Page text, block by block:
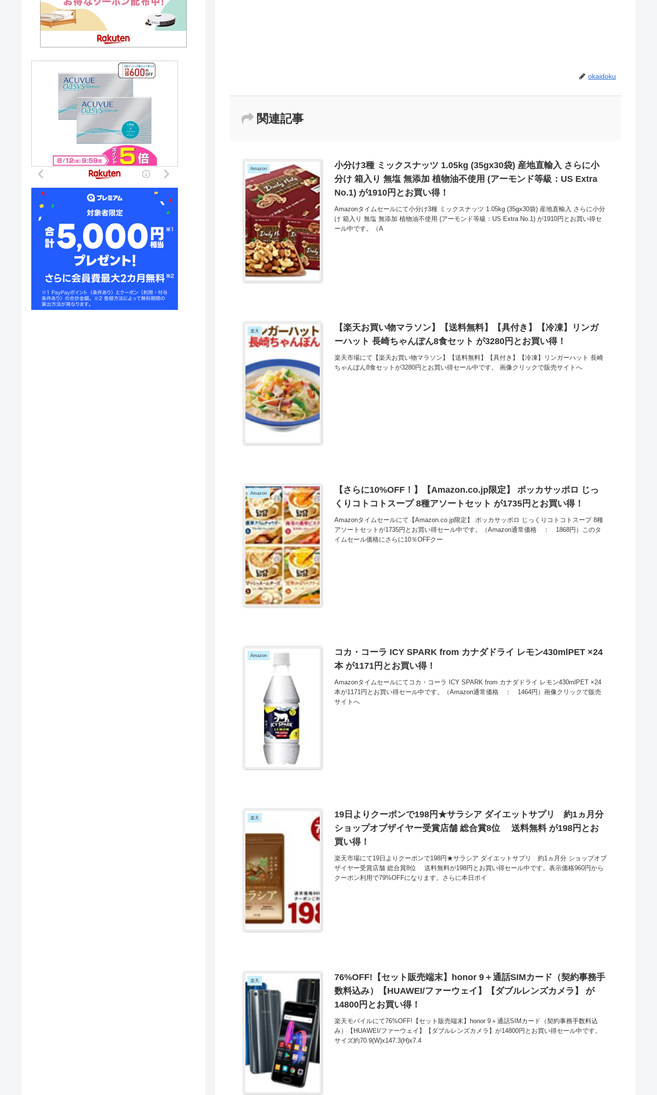
okaidoku
関連記事
Amazon
小分け3種 ミックスナッツ 1.05kg (35gx30袋) 産地直輸入 さらに小
分け 箱入り 無塩 無添加 植物油不使用 (アーモンド等級：US Extra
No.1) が1910円とお買い得！
Amazonタイムセールにて小分け3種 ミックスナッツ 1.05kg (35gx30袋) 産地直輸入 さらに小分
け 箱入り 無塩 無添加 植物油不使用 (アーモンド等級：US Extra No.1) が1910円とお買い得セ
ール中です。（A
楽天
【楽天お買い物マラソン】【送料無料】【具付き】【冷凍】リンガ
ーハット 長崎ちゃんぽん8食セット が3280円とお買い得！
楽天市場にて【楽天お買い物マラソン】【送料無料】【具付き】【冷凍】リンガーハット 長崎
ちゃんぽん8食セットが3280円とお買い得セール中です。 画像クリックで販売サイトへ
Amazon
【さらに10%OFF！】【Amazon.co.jp限定】 ポッカサッポロ じっ
くりコトコトスープ 8種アソートセット が1735円とお買い得！
Amazonタイムセールにて【Amazon.co.jp限定】 ポッカサッポロ じっくりコトコトスープ 8種
アソートセットが1735円とお買い得セール中です。（Amazon通常価格 ： 1868円）このタ
イムセール価格にさらに10％OFFクー
Amazon
コカ・コーラ ICY SPARK from カナダドライ レモン430mlPET ×24
本 が1171円とお買い得！
Amazonタイムセールにてコカ・コーラ ICY SPARK from カナダドライ レモン430mlPET ×24
本が1171円とお買い得セール中です。（Amazon通常価格 ： 1464円）画像クリックで販売
サイトへ
楽天
19日よりクーポンで198円★サラシア ダイエットサプリ 約1ヵ月分
ショップオブザイヤー受賞店舗 総合賞8位 送料無料 が198円とお
買い得！
楽天市場にて19日よりクーポンで198円★サラシア ダイエットサプリ 約1ヵ月分 ショップオブ
ザイヤー受賞店舗 総合賞8位 送料無料が198円とお買い得セール中です。表示価格960円から
クーポン利用で79%OFFになります。さらに本日ポイ
楽天
76%OFF!【セット販売端末】honor 9＋通話SIMカード（契約事務手
数料込み）【HUAWEI/ファーウェイ】【ダブルレンズカメラ】 が
14800円とお買い得！
楽天モバイルにて76%OFF!【セット販売端末】honor 9＋通話SIMカード（契約事務手数料込
み）【HUAWEI/ファーウェイ】【ダブルレンズカメラ】が14800円とお買い得セール中です。
サイズ約70.9(W)x147.3(H)x7.4